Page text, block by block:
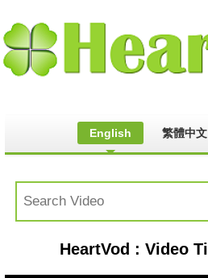
English 繁體中文